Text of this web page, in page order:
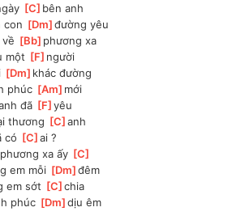
[C ]bên anh
con [Dm ]
đường yêu
[Bb ]phương xa
một [F ]người
[Dm ]khác đường
phúc [Am ]mới
đã [F ]
yêu
thương [C ]
anh
có [C ]
ai ?
xa ấy [C
em mỗi [Dm ]
đêm
em sớt [C ]
chia
phúc [Dm ]
dịu êm